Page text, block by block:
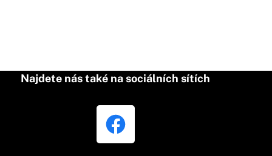
Najdete nás také na sociálních sítích